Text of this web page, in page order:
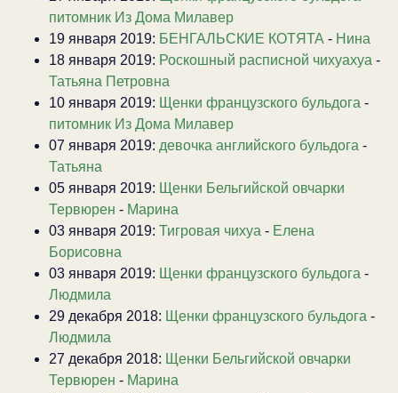
питомник Из Дома Милавер
19 января 2019: БЕНГАЛЬСКИЕ КОТЯТА - Нина
18 января 2019: Роскошный расписной чихуахуа -
Татьяна Петровна
10 января 2019: Щенки французского бульдога -
питомник Из Дома Милавер
07 января 2019: девочка английского бульдога -
Татьяна
05 января 2019: Щенки Бельгийской овчарки
Тервюрен - Марина
03 января 2019: Тигровая чихуа - Елена
Борисовна
03 января 2019: Щенки французского бульдога -
Людмила
29 декабря 2018: Щенки французского бульдога -
Людмила
27 декабря 2018: Щенки Бельгийской овчарки
Тервюрен - Марина